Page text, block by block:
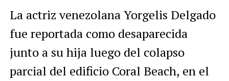
La actriz venezolana Yorgelis Delgado
fue reportada como desaparecida
junto a su hija luego del colapso
parcial del edificio Coral Beach, en el